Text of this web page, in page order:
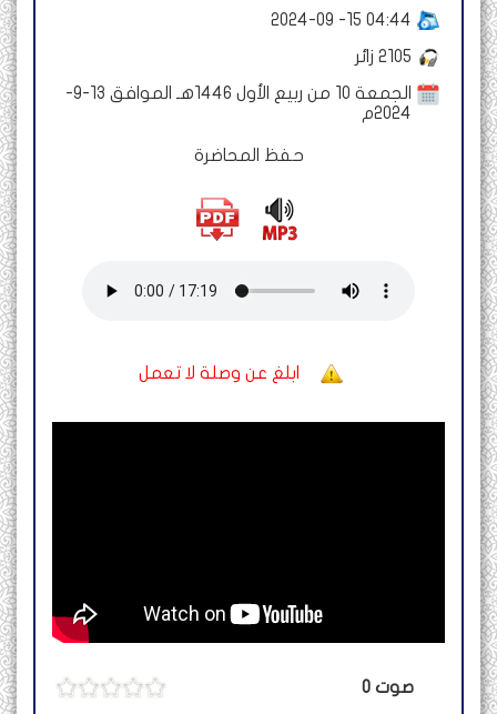
2024-09 -15 04:44
2105 زائر
الجمعة 10 من ربيع الأول 1446هـ الموافق 13-9-
2024م
حفظ المحاضرة
ابلغ عن وصلة لا تعمل
0 صوت